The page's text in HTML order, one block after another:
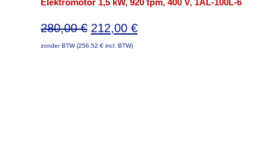
280,00€ Oorspronkelijke
prijs
212,00 €Huidige
zonder BTW (256,52 € incl. BTW)